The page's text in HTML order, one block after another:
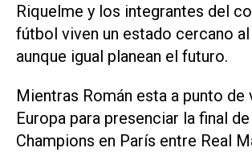
Riquelme y los integrantes del
fútbol viven un estado cercano al
aunque igual planean el futuro.
Mientras Román esta a punto de
Europa para presenciar la final
Champions en París entre Real